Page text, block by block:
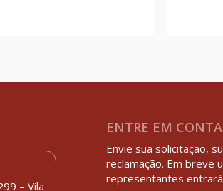
– Vila
ENTRE EM
Envie sua solicitação,
reclamação. Em breve
representantes